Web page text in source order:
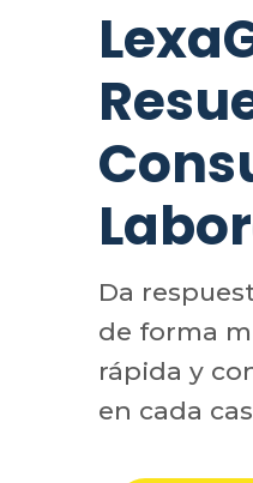
Da
de forma
rápida y
en cada